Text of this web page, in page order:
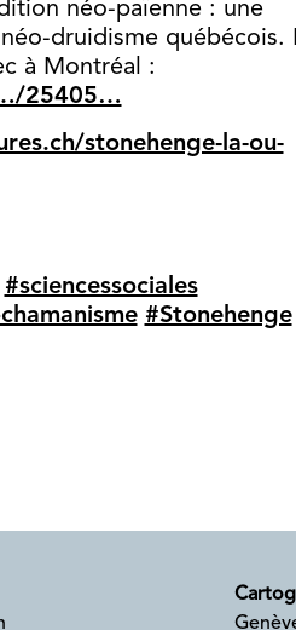
néo-païenne : une
druidisme québécois.
à Montréal :
25405…
stonehenge-la-ou-
#sciencessociales
#Stonehenge